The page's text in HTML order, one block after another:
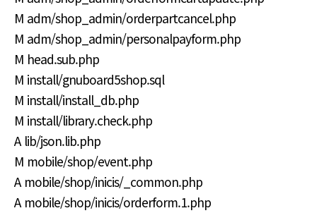
M adm/shop_admin/orderpartcancel.php
M adm/shop_admin/personalpayform.php
M head.sub.php
M install/gnuboard5shop.sql
M install/install_db.php
M install/library.check.php
A lib/json.lib.php
M mobile/shop/event.php
A mobile/shop/inicis/_common.php
A mobile/shop/inicis/orderform.1.php